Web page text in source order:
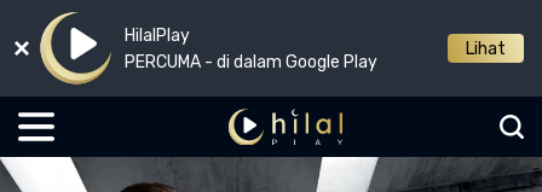
HilalPlay
PERCUMA - di dalam Google Play
Lihat